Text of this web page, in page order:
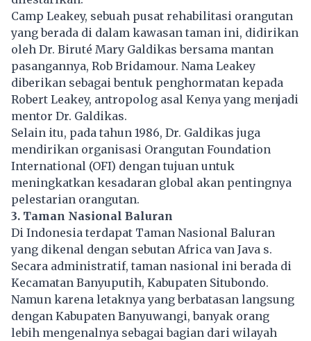
Camp Leakey, sebuah pusat rehabilitasi orangutan
yang berada di dalam kawasan taman ini, didirikan
oleh Dr. Biruté Mary Galdikas bersama mantan
pasangannya, Rob Bridamour. Nama Leakey
diberikan sebagai bentuk penghormatan kepada
Robert Leakey, antropolog asal Kenya yang menjadi
mentor Dr. Galdikas.
Selain itu, pada tahun 1986, Dr. Galdikas juga
mendirikan organisasi Orangutan Foundation
International (OFI) dengan tujuan untuk
meningkatkan kesadaran global akan pentingnya
pelestarian orangutan.
3. Taman Nasional Baluran
Di Indonesia terdapat Taman Nasional Baluran
yang dikenal dengan sebutan Africa van Java s.
Secara administratif, taman nasional ini berada di
Kecamatan Banyuputih, Kabupaten Situbondo.
Namun karena letaknya yang berbatasan langsung
dengan Kabupaten Banyuwangi, banyak orang
lebih mengenalnya sebagai bagian dari wilayah